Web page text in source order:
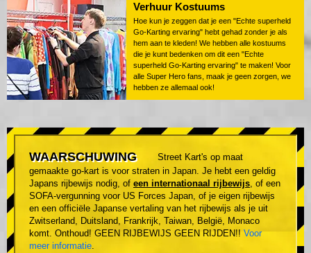
Verhuur Kostuums
Hoe kun je zeggen dat je een "Echte superheld
Go-Karting ervaring" hebt gehad zonder je als
hem aan te kleden! We hebben alle kostuums
die je kunt bedenken om dit een "Echte
superheld Go-Karting ervaring" te maken! Voor
alle Super Hero fans, maak je geen zorgen, we
hebben ze allemaal ook!
WAARSCHUWING
Street Kart's op maat
gemaakte go-kart is voor straten in Japan. Je hebt een geldig
Japans rijbewijs nodig, of een internationaal rijbewijs, of een
SOFA-vergunning voor US Forces Japan, of je eigen rijbewijs
en een officiële Japanse vertaling van het rijbewijs als je uit
Zwitserland, Duitsland, Frankrijk, Taiwan, België, Monaco
komt. Onthoud! GEEN RIJBEWIJS GEEN RIJDEN!! Voor
meer informatie.